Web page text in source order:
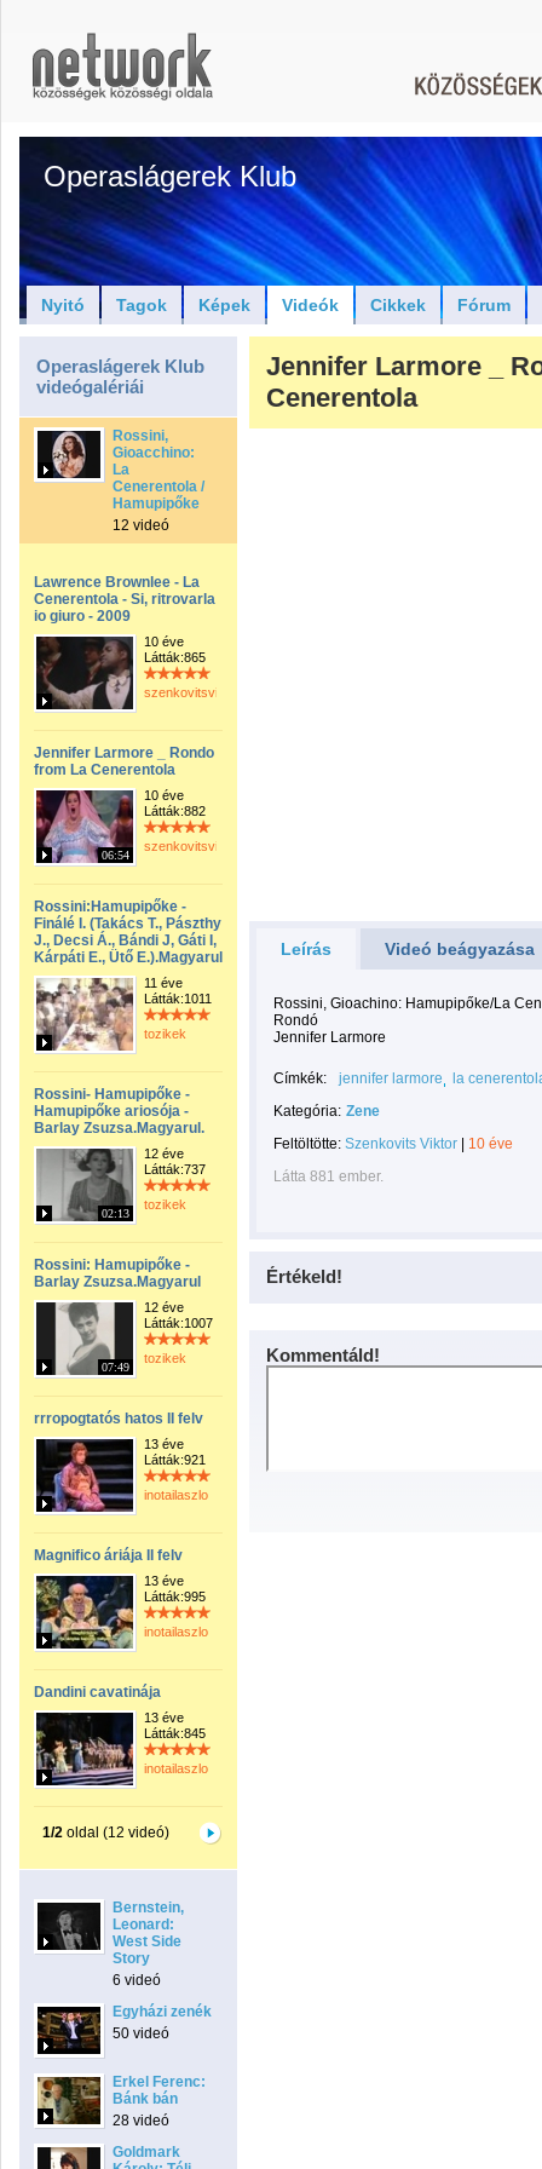
Operaslágerek Klub
Nyitó Tagok Képek Videók Cikkek Fórum
Operaslágerek Klub
videógalériái
Rossini,
Gioacchino:
La
Cenerentola /
Hamupipőke
12 videó
Lawrence Brownlee - La
Cenerentola - Si, ritrovarla
io giuro - 2009
10 éve
Látták:865
szenkovitsviktor
Jennifer Larmore _ Rondo
from La Cenerentola
06:54
10 éve
Látták:882
szenkovitsviktor
Rossini:Hamupipőke -
Finálé I. (Takács T., Pászthy
J., Decsi Á., Bándi J, Gáti I,
Kárpáti E., Ütő E.).Magyarul
11 éve
Látták:1011
tozikek
Rossini- Hamupipőke -
Hamupipőke ariosója -
Barlay Zsuzsa.Magyarul.
02:13
12 éve
Látták:737
tozikek
Rossini: Hamupipőke -
Barlay Zsuzsa.Magyarul
07:49
12 éve
Látták:1007
tozikek
rrropogtatós hatos II felv
13 éve
Látták:921
inotailaszlo
Magnifico áriája II felv
13 éve
Látták:995
inotailaszlo
Dandini cavatinája
13 éve
Látták:845
inotailaszlo
1/2oldal (12 videó)
Bernstein,
Leonard:
West Side
Story
6 videó
Egyházi zenék
50 videó
Erkel Ferenc:
Bánk bán
28 videó
Goldmark
Jennifer Larmore _
Cenerentola
Leírás Videó beágyazása
Rossini, Gioachino: Hamupipőke/La
Rondó
Jennifer Larmore
Címkék: jennifer larmore
la
Kategória: Zene
Feltöltötte: Szenkovits Viktor
10 éve
Látta 881 ember.
Értékeld!
Kommentáld!